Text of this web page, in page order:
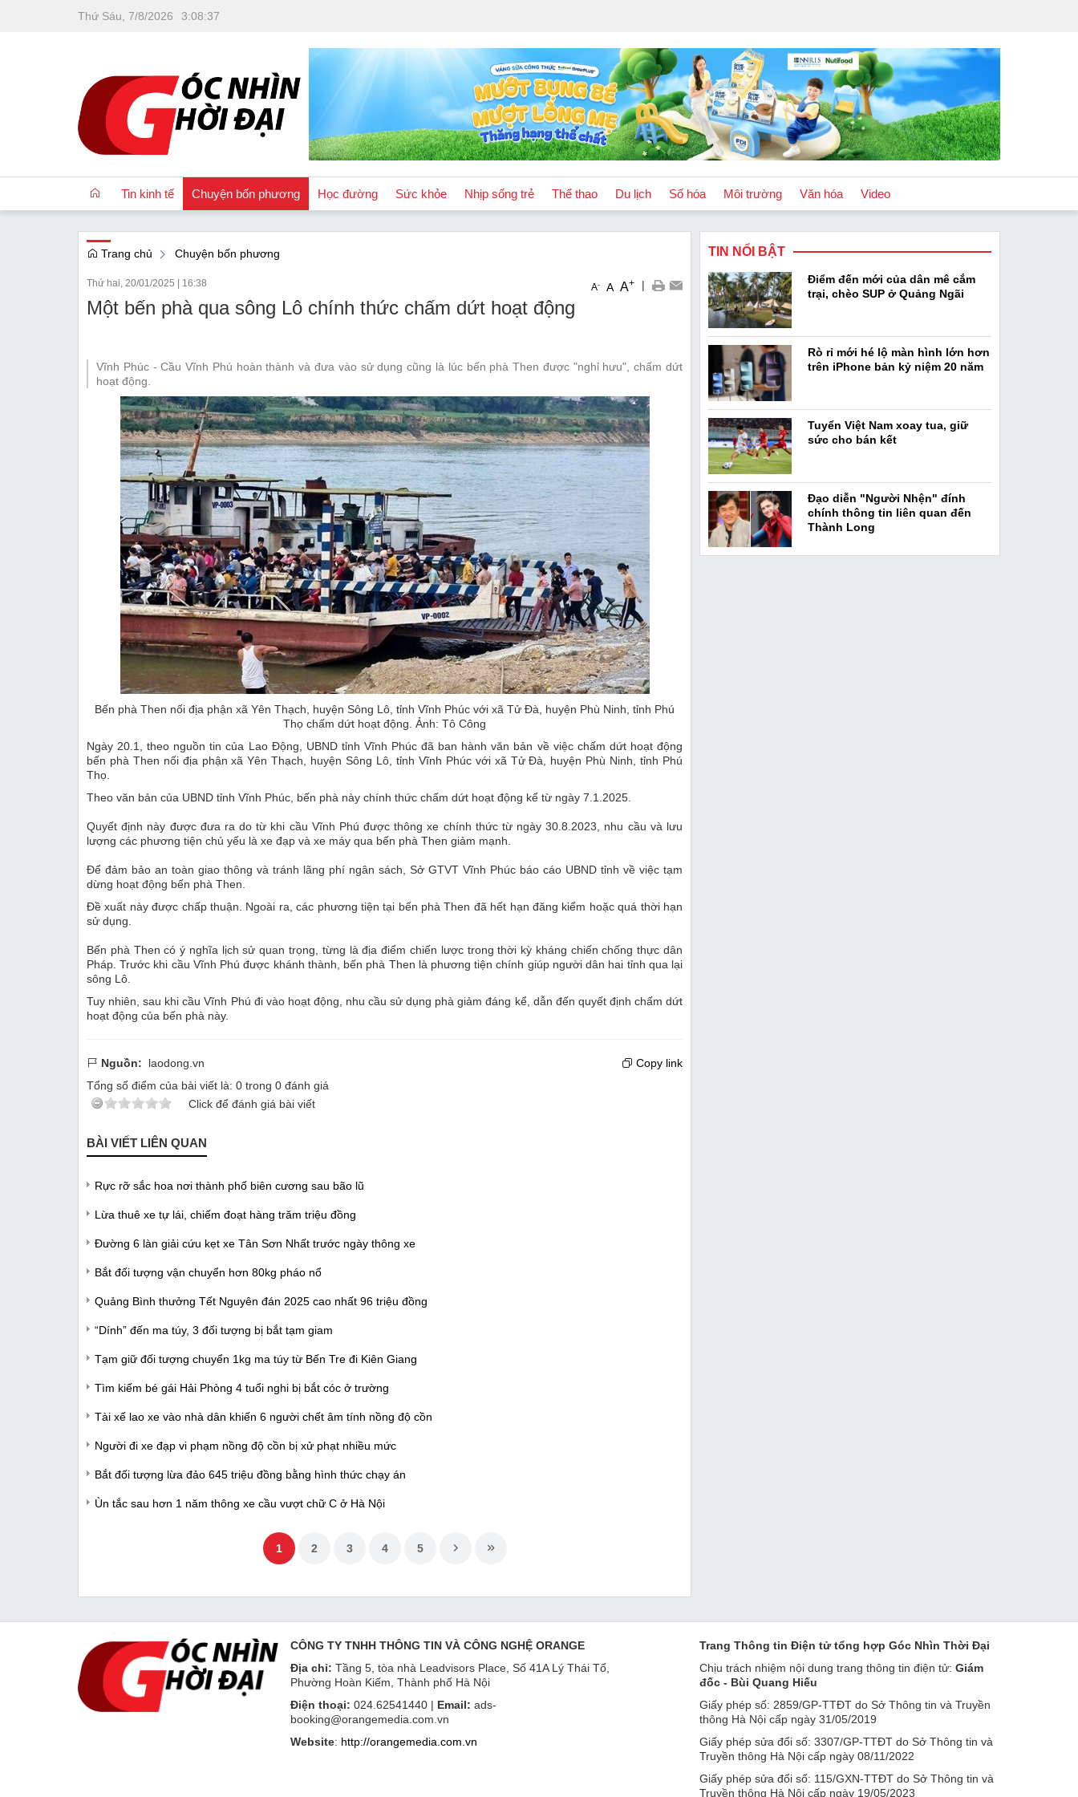
Thứ Sáu, 7/8/2026 3:08:38
Tin kinh tế
Tài chính
Thị trường
Emagazine
Chuyện bốn phương Học đường Sức khỏe Nhịp sống trẻ Thể thao Du lịch Số hóa Môi trường Văn hóa
Podcast
Video
Trang chủ Chuyện bốn phương
Thứ hai, 20/01/2025 16:38 A- A A+ |
Một bến phà qua sông Lô chính thức chấm dứt hoạt động
Vĩnh Phúc - Cầu Vĩnh Phú hoàn thành và đưa vào sử dụng cũng là lúc bến phà Then được "nghỉ hưu", chấm dứt
hoạt động.
Bến phà Then nối địa phận xã Yên Thạch, huyện Sông Lô, tỉnh Vĩnh Phúc với xã Tử Đà, huyện Phù Ninh, tỉnh Phú
Thọ chấm dứt hoạt động. Ảnh: Tô Công
Ngày 20.1, theo nguồn tin của Lao Động, UBND tỉnh Vĩnh Phúc đã ban hành văn bản về việc chấm dứt hoạt động
bến phà Then nối địa phận xã Yên Thạch, huyện Sông Lô, tỉnh Vĩnh Phúc với xã Tử Đà, huyện Phù Ninh, tỉnh Phú
Thọ.
Theo văn bản của UBND tỉnh Vĩnh Phúc, bến phà này chính thức chấm dứt hoạt động kể từ ngày 7.1.2025.
Quyết định này được đưa ra do từ khi cầu Vĩnh Phú được thông xe chính thức từ ngày 30.8.2023, nhu cầu và lưu
lượng các phương tiện chủ yếu là xe đạp và xe máy qua bến phà Then giảm mạnh.
Để đảm bảo an toàn giao thông và tránh lãng phí ngân sách, Sở GTVT Vĩnh Phúc báo cáo UBND tỉnh về việc tạm
dừng hoạt động bến phà Then.
Đề xuất này được chấp thuận. Ngoài ra, các phương tiện tại bến phà Then đã hết hạn đăng kiểm hoặc quá thời hạn
sử dụng.
Bến phà Then có ý nghĩa lịch sử quan trọng, từng là địa điểm chiến lược trong thời kỳ kháng chiến chống thực dân
Pháp. Trước khi cầu Vĩnh Phú được khánh thành, bến phà Then là phương tiện chính giúp người dân hai tỉnh qua lại
sông Lô.
Tuy nhiên, sau khi cầu Vĩnh Phú đi vào hoạt động, nhu cầu sử dụng phà giảm đáng kể, dẫn đến quyết định chấm dứt
hoạt động của bến phà này.
Nguồn: laodong.vn
Copy link
Tổng số điểm của bài viết là: 0 trong 0 đánh giá
Click để đánh giá bài viết
BÀI VIẾT LIÊN QUAN
Rực rỡ sắc hoa nơi thành phố biên cương sau bão lũ
Lừa thuê xe tự lái, chiếm đoạt hàng trăm triệu đồng
Đường 6 làn giải cứu kẹt xe Tân Sơn Nhất trước ngày thông xe
Bắt đối tượng vận chuyển hơn 80kg pháo nổ
Quảng Bình thưởng Tết Nguyên đán 2025 cao nhất 96 triệu đồng
“Dính” đến ma túy, 3 đối tượng bị bắt tạm giam
Tạm giữ đối tượng chuyển 1kg ma túy từ Bến Tre đi Kiên Giang
Tìm kiếm bé gái Hải Phòng 4 tuổi nghi bị bắt cóc ở trường
Tài xế lao xe vào nhà dân khiến 6 người chết âm tính nồng độ cồn
Người đi xe đạp vi phạm nồng độ cồn bị xử phạt nhiều mức
Bắt đối tượng lừa đảo 645 triệu đồng bằng hình thức chạy án
Ùn tắc sau hơn 1 năm thông xe cầu vượt chữ C ở Hà Nội
1 2 3 4 5
TIN NỔI BẬT
Điểm đến mới của dân mê cắm
trại, chèo SUP ở Quảng Ngãi
Rò rỉ mới hé lộ màn hình lớn hơn
trên iPhone bản kỷ niệm 20 năm
Tuyển Việt Nam xoay tua, giữ
sức cho bán kết
Đạo diễn "Người Nhện" đính
chính thông tin liên quan đến
Thành Long
CÔNG TY TNHH THÔNG TIN VÀ CÔNG NGHỆ ORANGE
Địa chỉ: Tầng 5, tòa nhà Leadvisors Place, Số 41A Lý Thái Tổ,
Phường Hoàn Kiếm, Thành phố Hà Nội
Điện thoại: 024.62541440 | Email: ads-
booking@orangemedia.com.vn
Website: http://orangemedia.com.vn
Trang Thông tin Điện tử tổng hợp Góc Nhìn Thời Đại
Chịu trách nhiệm nội dung trang thông tin điện tử: Giám
đốc - Bùi Quang Hiếu
Giấy phép số: 2859/GP-TTĐT do Sở Thông tin và Truyền
thông Hà Nội cấp ngày 31/05/2019
Giấy phép sửa đổi số: 3307/GP-TTĐT do Sở Thông tin và
Truyền thông Hà Nội cấp ngày 08/11/2022
Giấy phép sửa đổi số: 115/GXN-TTĐT do Sở Thông tin và
Truyền thông Hà Nội cấp ngày 19/05/2023